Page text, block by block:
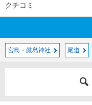
クチコミ
宮島・厳島神社 尾道